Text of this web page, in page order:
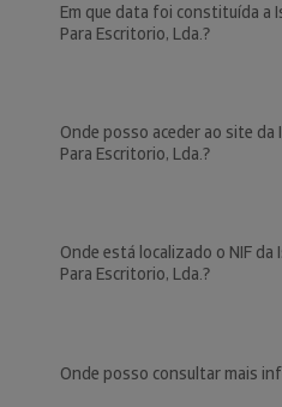
Em que data foi constituída a
Para Escritorio, Lda.?
Onde posso aceder ao site da
Para Escritorio, Lda.?
Onde está localizado o NIF da
Para Escritorio, Lda.?
Onde posso consultar mais